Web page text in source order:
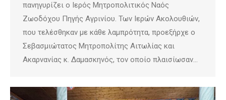
πανηγυρίζει ο Ιερός Μητροπολιτικός Ναός
Ζωοδόχου Πηγής Αγρινίου. Των Ιερών Ακολουθιών,
που τελέσθηκαν με κάθε λαμπρότητα, προεξήρχε ο
Σεβασμιώτατος Μητροπολίτης Αιτωλίας και
Ακαρνανίας κ. Δαμασκηνός, τον οποίο πλαισίωσαν…